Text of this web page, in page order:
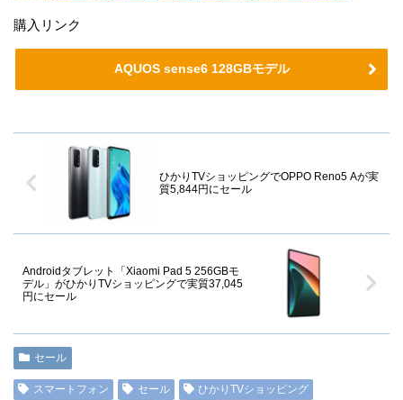
購入リンク
AQUOS sense6 128GBモデル
ひかりTVショッピングでOPPO Reno5 Aが実
質5,844円にセール
Androidタブレット「Xiaomi Pad 5 256GBモ
デル」がひかりTVショッピングで実質37,045
円にセール
セール
スマートフォン セール
ひかりTVショッピング